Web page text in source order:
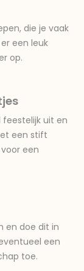
die je vaak
een leuk
op.
feestelijk uit en
een stift
een
en doe dit in
een
toe.